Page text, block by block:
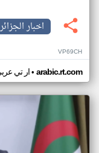
اخبار الجزائر
VP69CH
ار تي• arabic.rt.com